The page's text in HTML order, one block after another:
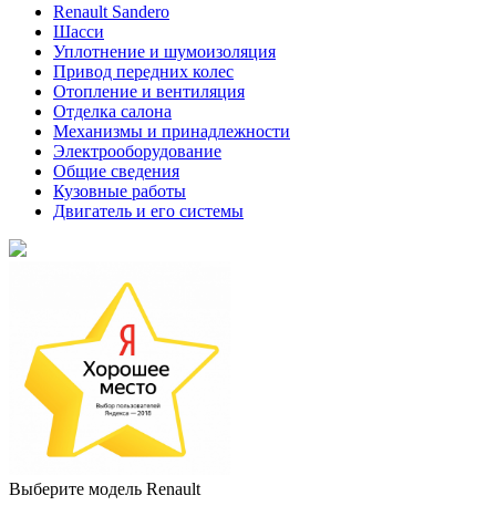
Renault Sandero
Шасси
Уплотнение и шумоизоляция
Привод передних колес
Отопление и вентиляция
Отделка салона
Механизмы и принадлежности
Электрооборудование
Общие сведения
Кузовные работы
Двигатель и его системы
Выберите модель Renault